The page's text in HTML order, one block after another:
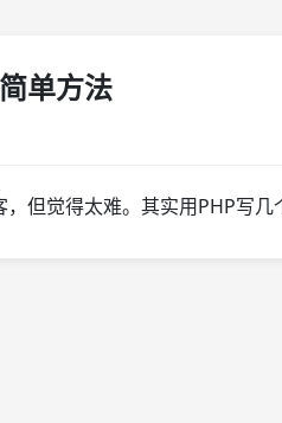
单方法
但觉得太难。其实用PHP写几